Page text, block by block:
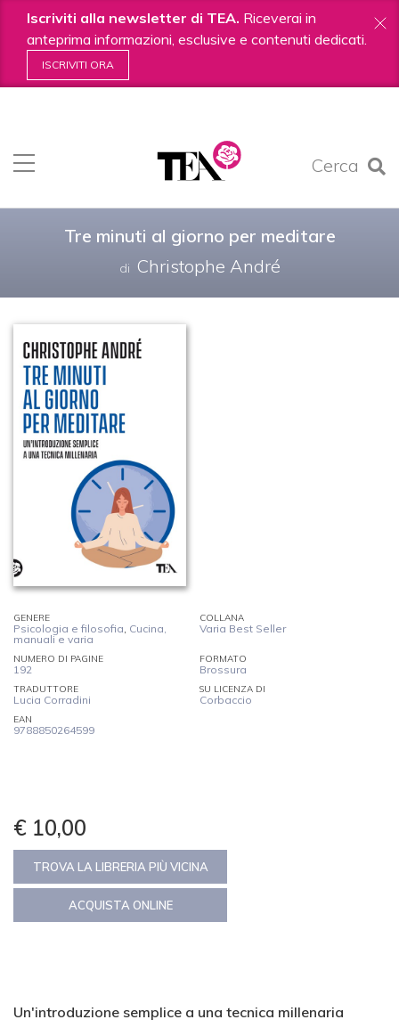
Iscriviti alla newsletter di TEA. Riceverai in
anteprima informazioni, esclusive e contenuti dedicati.
ISCRIVITI ORA
Cerca
contenuti.
|
Tre minuti al giorno per meditare
di Christophe André
GENERE
Psicologia e filosofia, Cucina,
manuali e varia
COLLANA
Varia Best Seller
NUMERO DI PAGINE
192
FORMATO
Brossura
TRADUTTORE
Lucia Corradini
SU LICENZA DI
Corbaccio
EAN
9788850264599
€ 10,00
TROVA LA LIBRERIA PIÙ VICINA
ACQUISTA ONLINE
Un'introduzione semplice a una tecnica millenaria